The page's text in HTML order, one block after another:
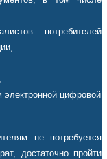
потребителей
электронной цифровой
не потребуется
достаточно пройти